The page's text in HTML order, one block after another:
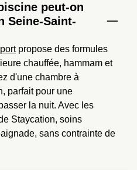
peut-on
Seine-Saint-
propose des formules
chauffée, hammam et
d'une chambre à
parfait pour une
la nuit. Avec les
Staycation, soins
sans contrainte de